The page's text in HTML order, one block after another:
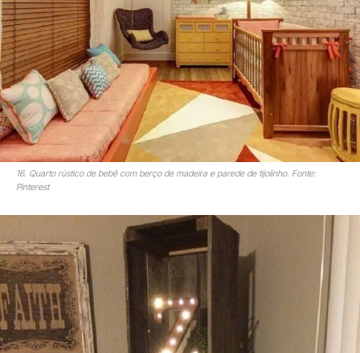
16. Quarto rústico de bebê com berço de madeira e parede de tijolinho. Fonte:
Pinterest